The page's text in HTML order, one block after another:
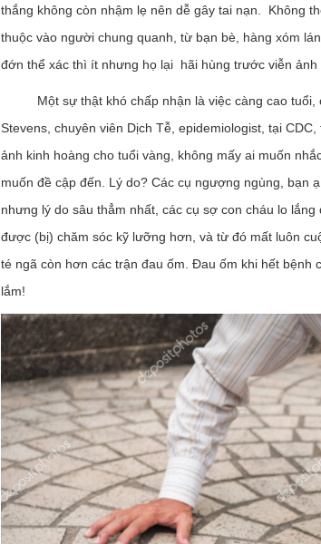
thắng không còn nhậm lẹ nên dễ gây tai nạn. Không
thuộc vào người chung quanh, từ bạn bè, hàng xóm
đớn thể xác thì ít nhưng họ lại hãi hùng trước viễn ảnh
Một sự thật khó chấp nhận là việc càng cao tuổi,
Stevens, chuyên viên Dịch Tễ, epidemiologist, tại
ảnh kinh hoàng cho tuổi vàng, không mấy ai muốn
muốn đề cập đến. Lý do? Các cụ ngượng ngùng, bạn
nhưng lý do sâu thẳm nhất, các cụ sợ con cháu lo
được (bị) chăm sóc kỹ lưỡng hơn, và từ đó mất luôn
té ngã còn hơn các trận đau ốm. Đau ốm khi hết bệnh
lắm!